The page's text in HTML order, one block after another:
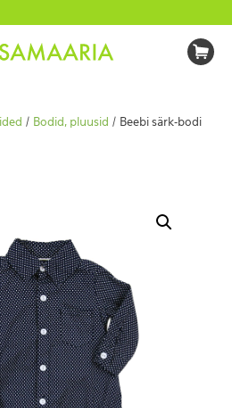
/ Bodid, pluusid / Beebi särk-bodi